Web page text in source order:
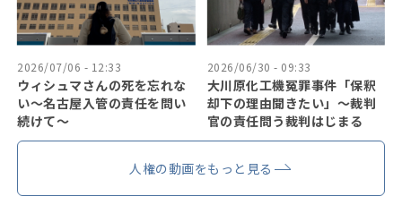
2026/07/06 - 12:33
ウィシュマさんの死を忘れな
い〜名古屋入管の責任を問い
続けて〜
2026/06/30 - 09:33
大川原化工機冤罪事件「保釈
却下の理由聞きたい」〜裁判
官の責任問う裁判はじまる
人権の動画をもっと見る